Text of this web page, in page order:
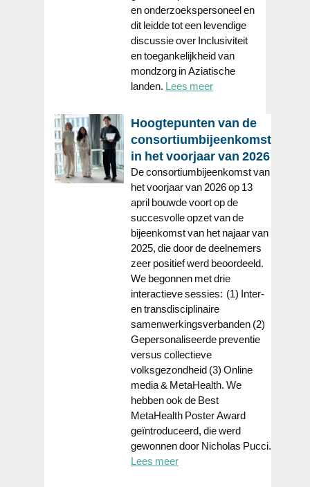
en onderzoekspersoneel en
dit leidde tot een levendige
discussie over Inclusiviteit
en toegankelijkheid van
mondzorg in Aziatische
landen. Lees meer
Hoogtepunten van de
consortiumbijeenkomst
in het voorjaar van 2026
De consortiumbijeenkomst van
het voorjaar van 2026 op 13
april bouwde voort op de
succesvolle opzet van de
bijeenkomst van het najaar van
2025, die door de deelnemers
zeer positief werd beoordeeld.
We begonnen met drie
interactieve sessies: (1) Inter-
en transdisciplinaire
samenwerkingsverbanden (2)
Gepersonaliseerde preventie
versus collectieve
volksgezondheid (3) Online
media & MetaHealth. We
hebben ook de Best
MetaHealth Poster Award
geïntroduceerd, die werd
gewonnen door Nicholas Pucci.
Lees meer